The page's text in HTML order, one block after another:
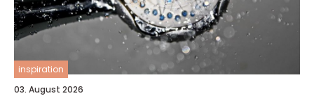
inspiration
03. August 2026